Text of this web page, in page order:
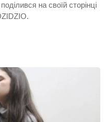
на своїй сторінці